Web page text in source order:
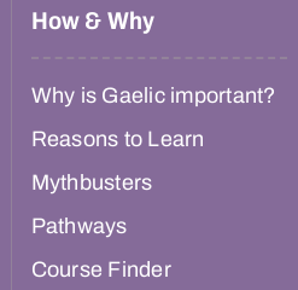
How & Why
Why is Gaelic important?
Reasons to Learn
Mythbusters
Pathways
Course Finder